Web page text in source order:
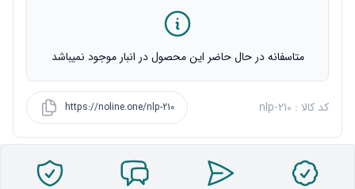
متاسفانه در حال حاضر این محصول در انبار موجود نمیباشد
کد کالا : nlp-210 https://noline.one/nlp-210